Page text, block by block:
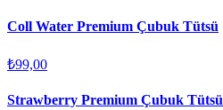
Coll Water Premium Çubuk Tütsü
₺99,00
Strawberry Premium Çubuk Tütsü